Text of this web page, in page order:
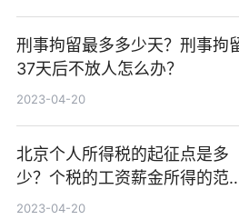
刑事拘留最多多少天？刑事拘
37天后不放人怎么办？
2023-04-20
北京个人所得税的起征点是多
少？个税的工资薪金所得的范
包括什么？
2023-04-20